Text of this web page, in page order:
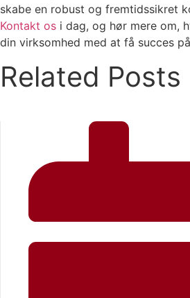
skabe en robust og fremtidssikret
Kontakt os i dag, og hør mere om,
din virksomhed med at få succes
Related Posts